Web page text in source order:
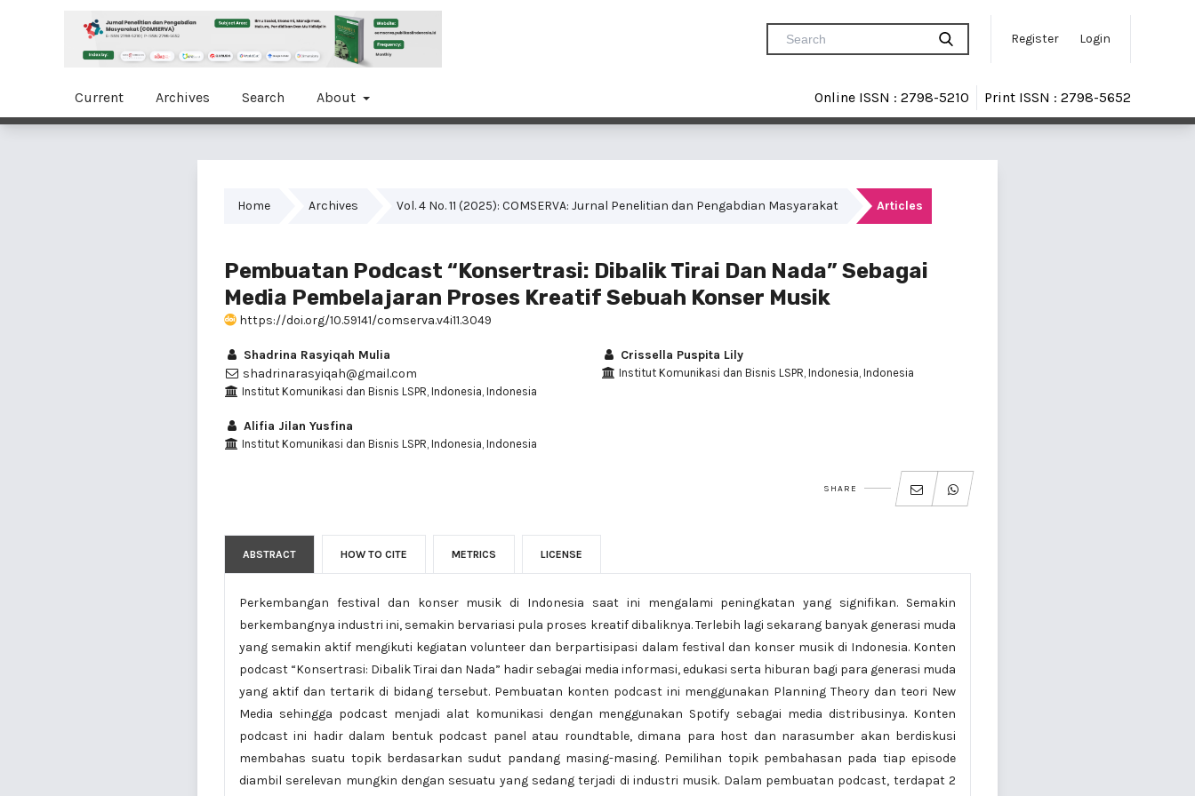
Register Login
Current Archives Search About Online ISSN : 2798-5210 Print ISSN : 2798-5652
Home Archives Vol. 4 No. 11 (2025): COMSERVA: Jurnal Penelitian dan Pengabdian Masyarakat Articles
Pembuatan Podcast “Konsertrasi: Dibalik Tirai Dan Nada” Sebagai
Media Pembelajaran Proses Kreatif Sebuah Konser Musik
https://doi.org/10.59141/comserva.v4i11.3049
Shadrina Rasyiqah Mulia
shadrinarasyiqah@gmail.com
Institut Komunikasi dan Bisnis LSPR, Indonesia, Indonesia
Crissella Puspita Lily
Institut Komunikasi dan Bisnis LSPR, Indonesia, Indonesia
Alifia Jilan Yusfina
Institut Komunikasi dan Bisnis LSPR, Indonesia, Indonesia
SHARE
ABSTRACT HOW TO CITE METRICS LICENSE
Perkembangan festival dan konser musik di Indonesia saat ini mengalami peningkatan yang signifikan. Semakin
berkembangnya industri ini, semakin bervariasi pula proses kreatif dibaliknya. Terlebih lagi sekarang banyak generasi muda
yang semakin aktif mengikuti kegiatan volunteer dan berpartisipasi dalam festival dan konser musik di Indonesia. Konten
podcast “Konsertrasi: Dibalik Tirai dan Nada” hadir sebagai media informasi, edukasi serta hiburan bagi para generasi muda
yang aktif dan tertarik di bidang tersebut. Pembuatan konten podcast ini menggunakan Planning Theory dan teori New
Media sehingga podcast menjadi alat komunikasi dengan menggunakan Spotify sebagai media distribusinya. Konten
podcast ini hadir dalam bentuk podcast panel atau roundtable, dimana para host dan narasumber akan berdiskusi
membahas suatu topik berdasarkan sudut pandang masing-masing. Pemilihan topik pembahasan pada tiap episode
diambil serelevan mungkin dengan sesuatu yang sedang terjadi di industri musik. Dalam pembuatan podcast, terdapat 2